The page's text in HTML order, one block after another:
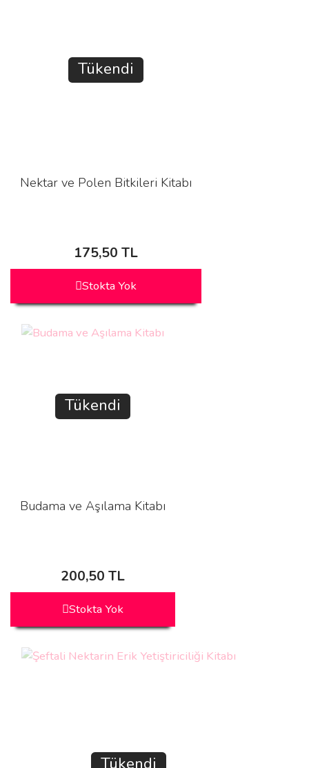
Tükendi
Nektar ve Polen Bitkileri Kitabı
175,50 TL
Stokta Yok
Tükendi
Budama ve Aşılama Kitabı
200,50 TL
Stokta Yok